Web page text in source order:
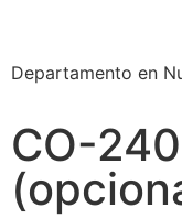
Departamento en
CO-